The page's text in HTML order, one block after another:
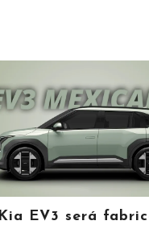
Kia EV3 será